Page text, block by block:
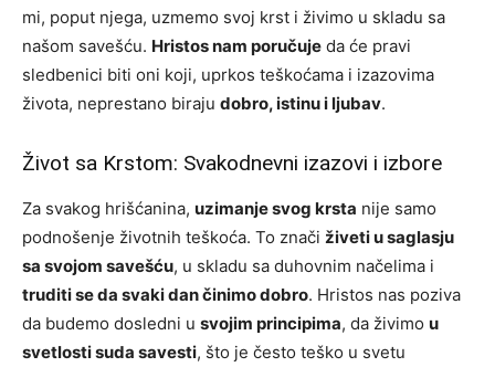
mi, poput njega, uzmemo svoj krst i živimo u skladu sa
našom savešću. Hristos nam poručuje da će pravi
sledbenici biti oni koji, uprkos teškoćama i izazovima
života, neprestano biraju dobro, istinu i ljubav.
Život sa Krstom: Svakodnevni izazovi i izbore
Za svakog hrišćanina, uzimanje svog krsta nije samo
podnošenje životnih teškoća. To znači živeti u saglasju
sa svojom savešću, u skladu sa duhovnim načelima i
truditi se da svaki dan činimo dobro. Hristos nas poziva
da budemo dosledni u svojim principima, da živimo u
svetlosti suda savesti, što je često teško u svetu